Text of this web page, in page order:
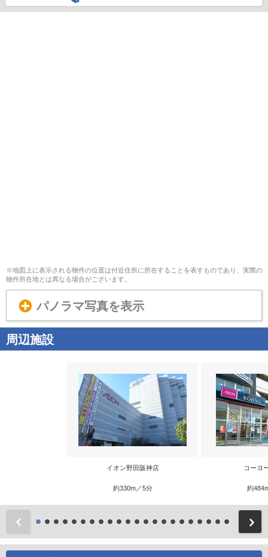
※地図上に表示される物件の位置は付近住所に所在することを表すものであり、実際の
物件所在地とは異なる場合がございます。
パノラマ写真を表示
周辺施設
イオン野田阪神店
約330m／5分
コーヨ
約
前